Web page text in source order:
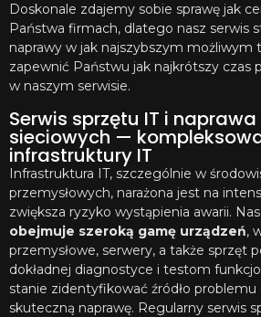
Doskonale zdajemy sobie sprawę jak
Państwa firmach, dlatego nasz serwis
naprawy w jak najszybszym możliwym
zapewnić Państwu jak najkrótszy czas
w naszym serwisie.
Serwis sprzętu IT i
sieciowych —
infrastruktury IT
Infrastruktura IT, szczególnie w
przemysłowych, narażona jest na
zwiększa ryzyko wystąpienia awarii.
obejmuje szeroką gamę urządzeń,
przemysłowe, serwery, a także sprzęt
dokładnej diagnostyce i testom
stanie zidentyfikować źródło problemu
skuteczną naprawę. Regularny serwis